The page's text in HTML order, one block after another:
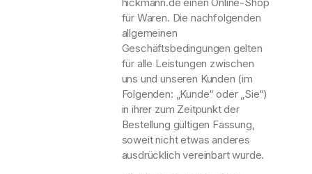
hickmann.de einen Online-Shop
für Waren. Die nachfolgenden
allgemeinen
Geschäftsbedingungen gelten
für alle Leistungen zwischen
uns und unseren Kunden (im
Folgenden: „Kunde“ oder „Sie“)
in ihrer zum Zeitpunkt der
Bestellung gültigen Fassung,
soweit nicht etwas anderes
ausdrücklich vereinbart wurde.